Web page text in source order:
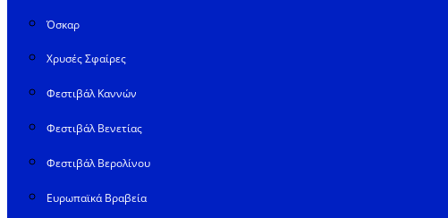
Όσκαρ
Χρυσές Σφαίρες
Φεστιβάλ Καννών
Φεστιβάλ Βενετίας
Φεστιβάλ Βερολίνου
Ευρωπαϊκά Βραβεία